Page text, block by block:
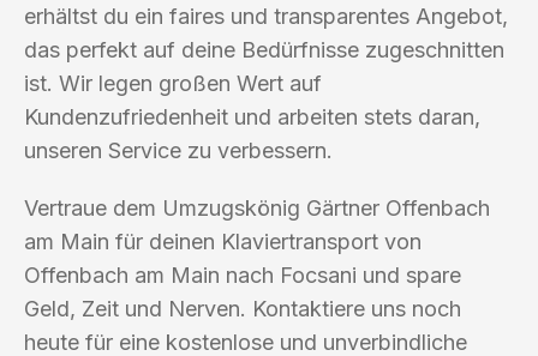
erhältst du ein faires und transparentes Angebot,
das perfekt auf deine Bedürfnisse zugeschnitten
ist. Wir legen großen Wert auf
Kundenzufriedenheit und arbeiten stets daran,
unseren Service zu verbessern.
Vertraue dem Umzugskönig Gärtner Offenbach
am Main für deinen Klaviertransport von
Offenbach am Main nach Focsani und spare
Geld, Zeit und Nerven. Kontaktiere uns noch
heute für eine kostenlose und unverbindliche